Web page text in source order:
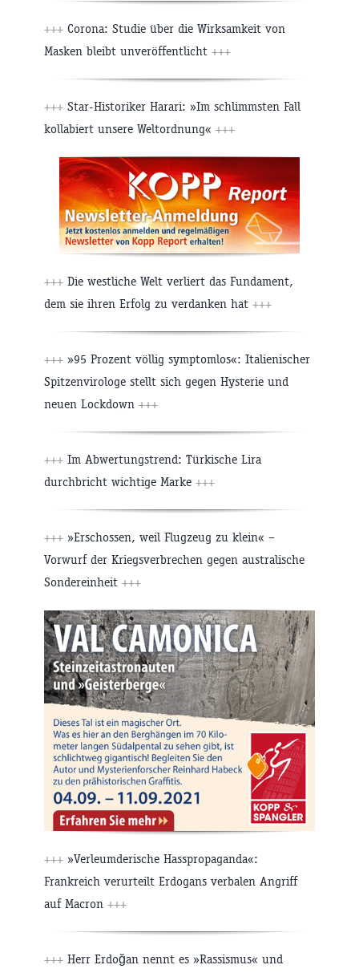
+++ Corona: Studie über die Wirksamkeit von
Masken bleibt unveröffentlicht +++
+++ Star-Historiker Harari: »Im schlimmsten Fall
kollabiert unsere Weltordnung« +++
+++ Die westliche Welt verliert das Fundament,
dem sie ihren Erfolg zu verdanken hat +++
+++ »95 Prozent völlig symptomlos«: Italienischer
Spitzenvirologe stellt sich gegen Hysterie und
neuen Lockdown +++
+++ Im Abwertungstrend: Türkische Lira
durchbricht wichtige Marke +++
+++ »Erschossen, weil Flugzeug zu klein« –
Vorwurf der Kriegsverbrechen gegen australische
Sondereinheit +++
+++ »Verleumderische Hasspropaganda«:
Frankreich verurteilt Erdogans verbalen Angriff
auf Macron +++
+++ Herr Erdoğan nennt es »Rassismus« und